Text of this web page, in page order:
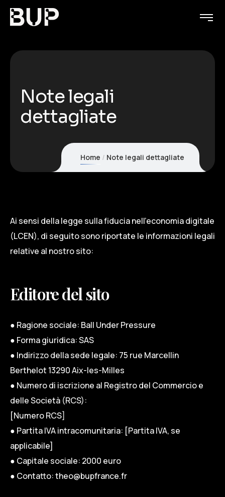
Note legali
dettagliate
Home Note legali dettagliate
Ai sensi della legge sulla fiducia nell'economia digitale
(LCEN), di seguito sono riportate le informazioni legali
relative al nostro sito:
Editore del sito
● Ragione sociale: Ball Under Pressure
● Forma giuridica: SAS
● Indirizzo della sede legale: 75 rue Marcellin
Berthelot 13290 Aix-les-Milles
● Numero di iscrizione al Registro del Commercio e
delle Società (RCS):
[Numero RCS]
● Partita IVA intracomunitaria: [Partita IVA, se
applicabile]
● Capitale sociale: 2000 euro
● Contatto: theo@bupfrance.fr